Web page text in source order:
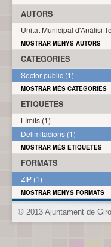
AUTORS
Unitat Municipal d'Anàlisi
MOSTRAR MENYS AUTORS
CATEGORIES
Sector públic (1)
MOSTRAR MÉS CATEGORIES
ETIQUETES
Límits (1)
Delimitacions (1)
MOSTRAR MÉS ETIQUETES
FORMATS
ZIP (1)
MOSTRAR MENYS FORMATS
© 2013 Ajuntament de